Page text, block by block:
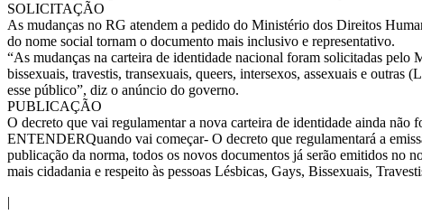
SOLICITAÇÃO
As mudanças no RG atendem a pedido do Ministério dos Direitos
do nome social tornam o documento mais inclusivo e representativo.
“As mudanças na carteira de identidade nacional foram solicitadas
bissexuais, travestis, transexuais, queers, intersexos, assexuais e
esse público”, diz o anúncio do governo.
PUBLICAÇÃO
O decreto que vai regulamentar a nova carteira de identidade ainda
ENTENDERQuando vai começar- O decreto que regulamentará a
publicação da norma, todos os novos documentos já serão emitidos
mais cidadania e respeito às pessoas Lésbicas, Gays, Bissexuais,
|